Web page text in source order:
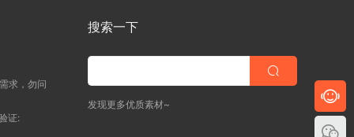
求，勿问
证:
搜索一下
发现更多优质素材~